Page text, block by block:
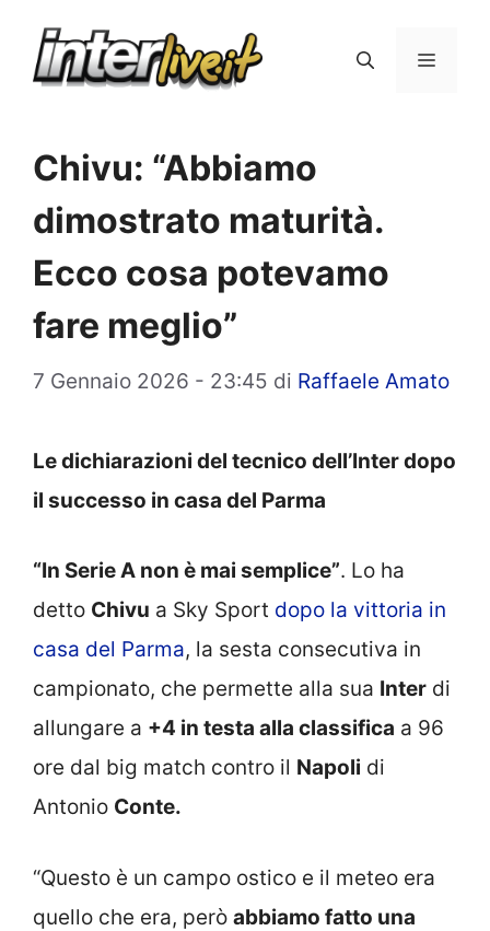
Menu
Chivu: “Abbiamo
dimostrato maturità.
Ecco cosa potevamo
fare meglio”
7 Gennaio 2026 - 23:45 di Raffaele Amato
Le dichiarazioni del tecnico dell’Inter dopo
il successo in casa del Parma
“In Serie A non è mai semplice”. Lo ha
detto Chivu a Sky Sport dopo la vittoria in
casa del Parma, la sesta consecutiva in
campionato, che permette alla sua Inter di
allungare a +4 in testa alla classifica a 96
ore dal big match contro il Napoli di
Antonio Conte.
“Questo è un campo ostico e il meteo era
quello che era, però abbiamo fatto una